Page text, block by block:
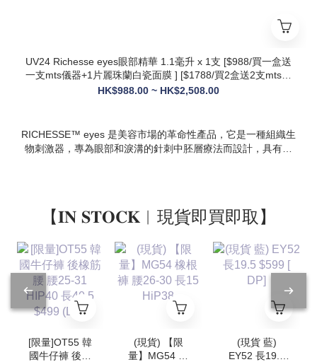
UV24 Richesse eyes眼部精華 1.1毫升 x 1支 [$988/買一盒送
一支mts儀器+1片麗珠蘭白瓷面膜 ] [$1788/買2盒送2支mts儀
器+1盒白瓷面膜+1支麗珠蘭修復面霜][ $2508/買3盒送3支mts
HK$988.00 ~ HK$2,508.00
RICHESSE™ eyes 是美容市場的革命性產品，它是一種組織生
物刺激器，專為眼部和淚溝的針刺中胚層療法而設計，具有填
【𝐈𝐍 𝐒𝐓𝐎𝐂𝐊︱現貨即買即取】
[限量]OT55 韓
國牛仔褲 後橡
(現貨) 【限
量】MG54 橡
(現貨 藍)
EY52 長19.5